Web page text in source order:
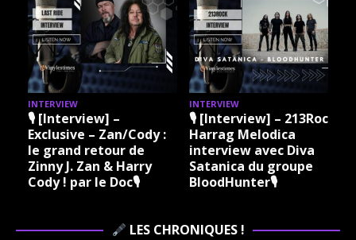
INTERVIEW
🎙 [Interview] –
Exclusive – Zan/Cody :
le grand retour de
Zinny J. Zan & Harry
Cody ! par le Doc🎙
INTERVIEW
🎙 [Interview] – 213Rock
Harrag Melodica
interview avec Diva
Satanica du groupe
BloodHunter🎙
LES CHRONIQUES !